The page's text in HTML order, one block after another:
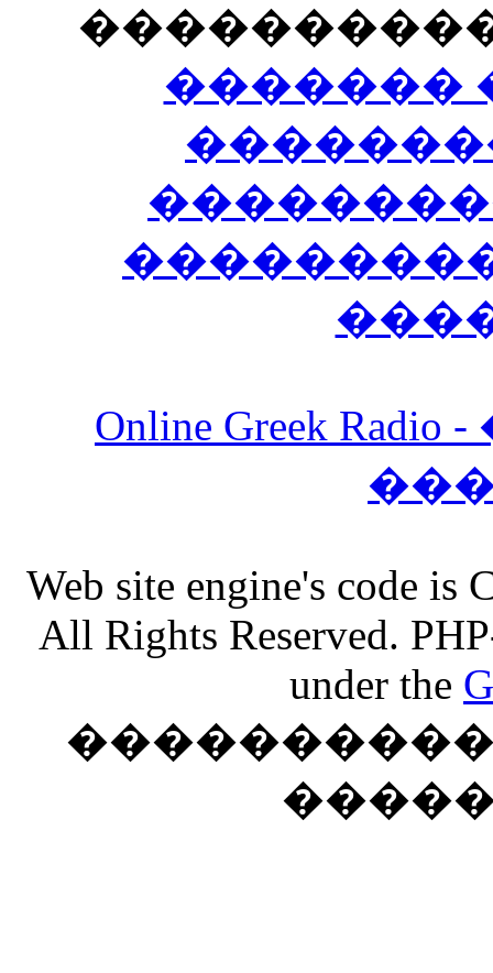
�������
Online Greek
Web site engine's code
All Rights Reserved.
under the
����������